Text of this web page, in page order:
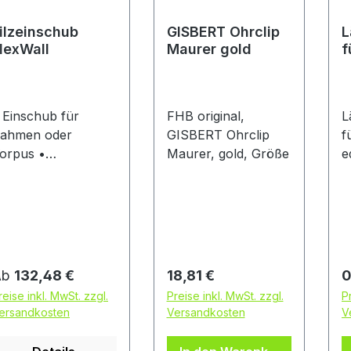
Einschub für
oder
•
4102 (B1) •
Kann in
Rahmen oder
gestellt
Preis:
132,48 €
inkl. MwSt. zzgl.
GISBERT Ohrclip
Maurer gold
FHB original,
GISBERT Ohrclip
Maurer, gold, Größe
Regulärer Preis:
18,81 €
Preise inkl. MwSt. zzgl.
Versandkosten